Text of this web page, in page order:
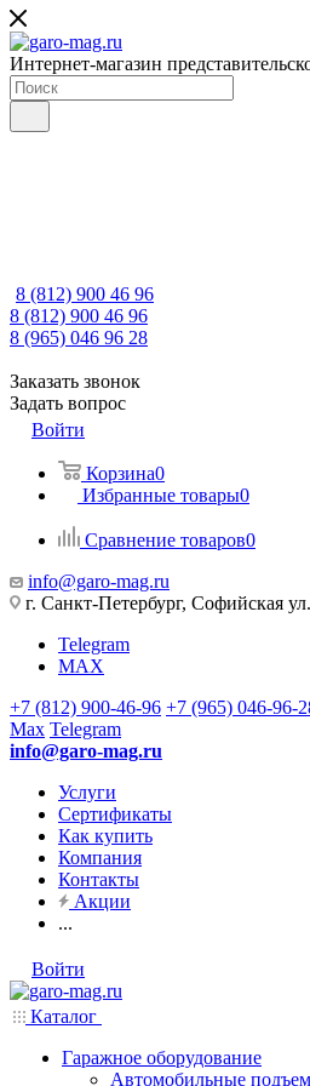
Интернет-магазин
8 (812) 900 46 96
8 (812) 900 46 96
8 (965) 046 96 28
Заказать звонок
Задать вопрос
Войти
Корзина0
Избранные товары0
Сравнение товаров0
info@garo-mag.ru
г. Санкт-Петербург, Софийская
Telegram
MAX
+7 (812) 900-46-96 +7 (965) 046-96-
Max Telegram
info@garo-mag.ru
Услуги
Сертификаты
Как купить
Компания
Контакты
Акции
...
Войти
Каталог
Гаражное оборудование
Автомобильные